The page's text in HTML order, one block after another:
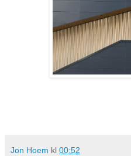
Jon Hoem kl 00:52